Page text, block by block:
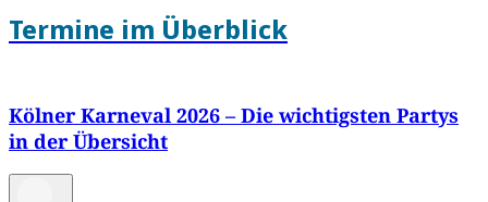
Termine im Überblick
Kölner Karneval 2026 – Die wichtigsten Partys
in der Übersicht